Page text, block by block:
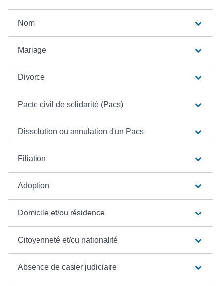
Nom
Mariage
Divorce
Pacte civil de solidarité (Pacs)
Dissolution ou annulation d'un Pacs
Filiation
Adoption
Domicile et/ou résidence
Citoyenneté et/ou nationalité
Absence de casier judiciaire